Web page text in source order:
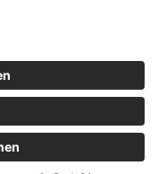
Website
with
byrevilodesign.de